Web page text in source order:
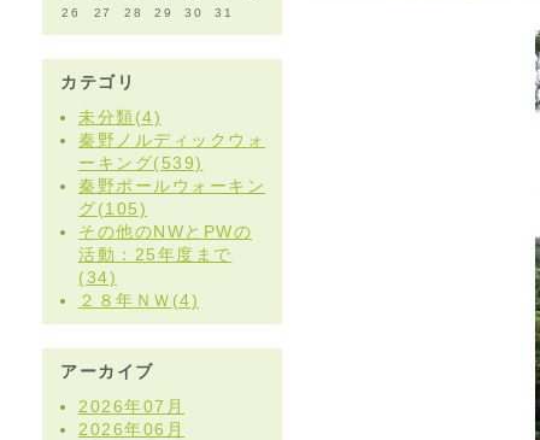
26
27 28 29 30 31
カテゴリ
未分類(4)
秦野ノルディックウォ
ーキング(539)
秦野ポールウォーキン
グ(105)
その他のNWとPWの
活動：25年度まで
(34)
２８年ＮＷ(4)
アーカイブ
2026年07月
2026年06月